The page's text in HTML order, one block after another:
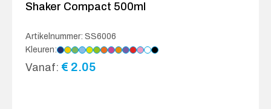
Shaker Compact 500ml
Artikelnummer: SS6006
Kleuren:
Vanaf: € 2.05